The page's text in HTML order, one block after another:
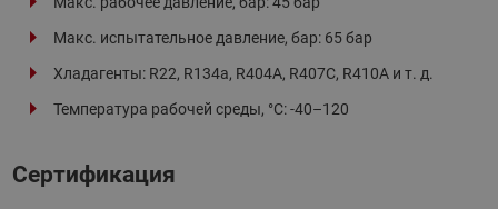
Макс. испытательное давление, бар: 65 бар
Хладагенты: R22, R134a, R404A, R407C, R410A и т. д.
Температура рабочей среды, °С: -40–120
Сертификация